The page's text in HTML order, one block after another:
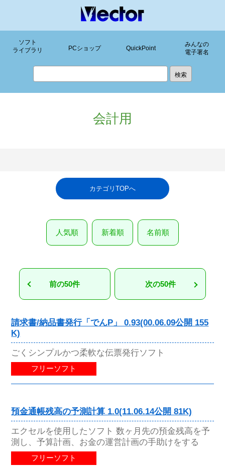
ソフト
ライブラリ
PCショップ QuickPoint
みんなの
電子署名
会計用
カテゴリTOPへ
人気順 新着順 名前順
前の50件 次の50件
請求書/納品書発行「でんP」 0.93(00.06.09公開 155
K)
ごくシンプルかつ柔軟な伝票発行ソフト
フリーソフト
預金通帳残高の予測計算 1.0(11.06.14公開 81K)
エクセルを使用したソフト 数ヶ月先の預金残高を予
測し、予算計画、お金の運営計画の手助けをする
フリーソフト